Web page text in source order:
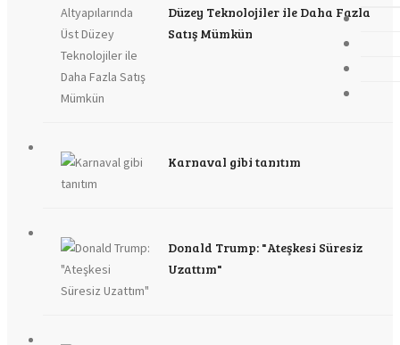
Düzey Teknolojiler ile Daha Fazla
Satış Mümkün
Karnaval gibi tanıtım
Donald Trump: "Ateşkesi Süresiz
Uzattım"